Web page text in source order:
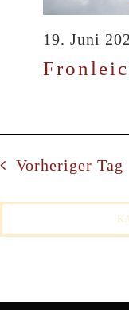
19. Juni
Vorheriger Tag